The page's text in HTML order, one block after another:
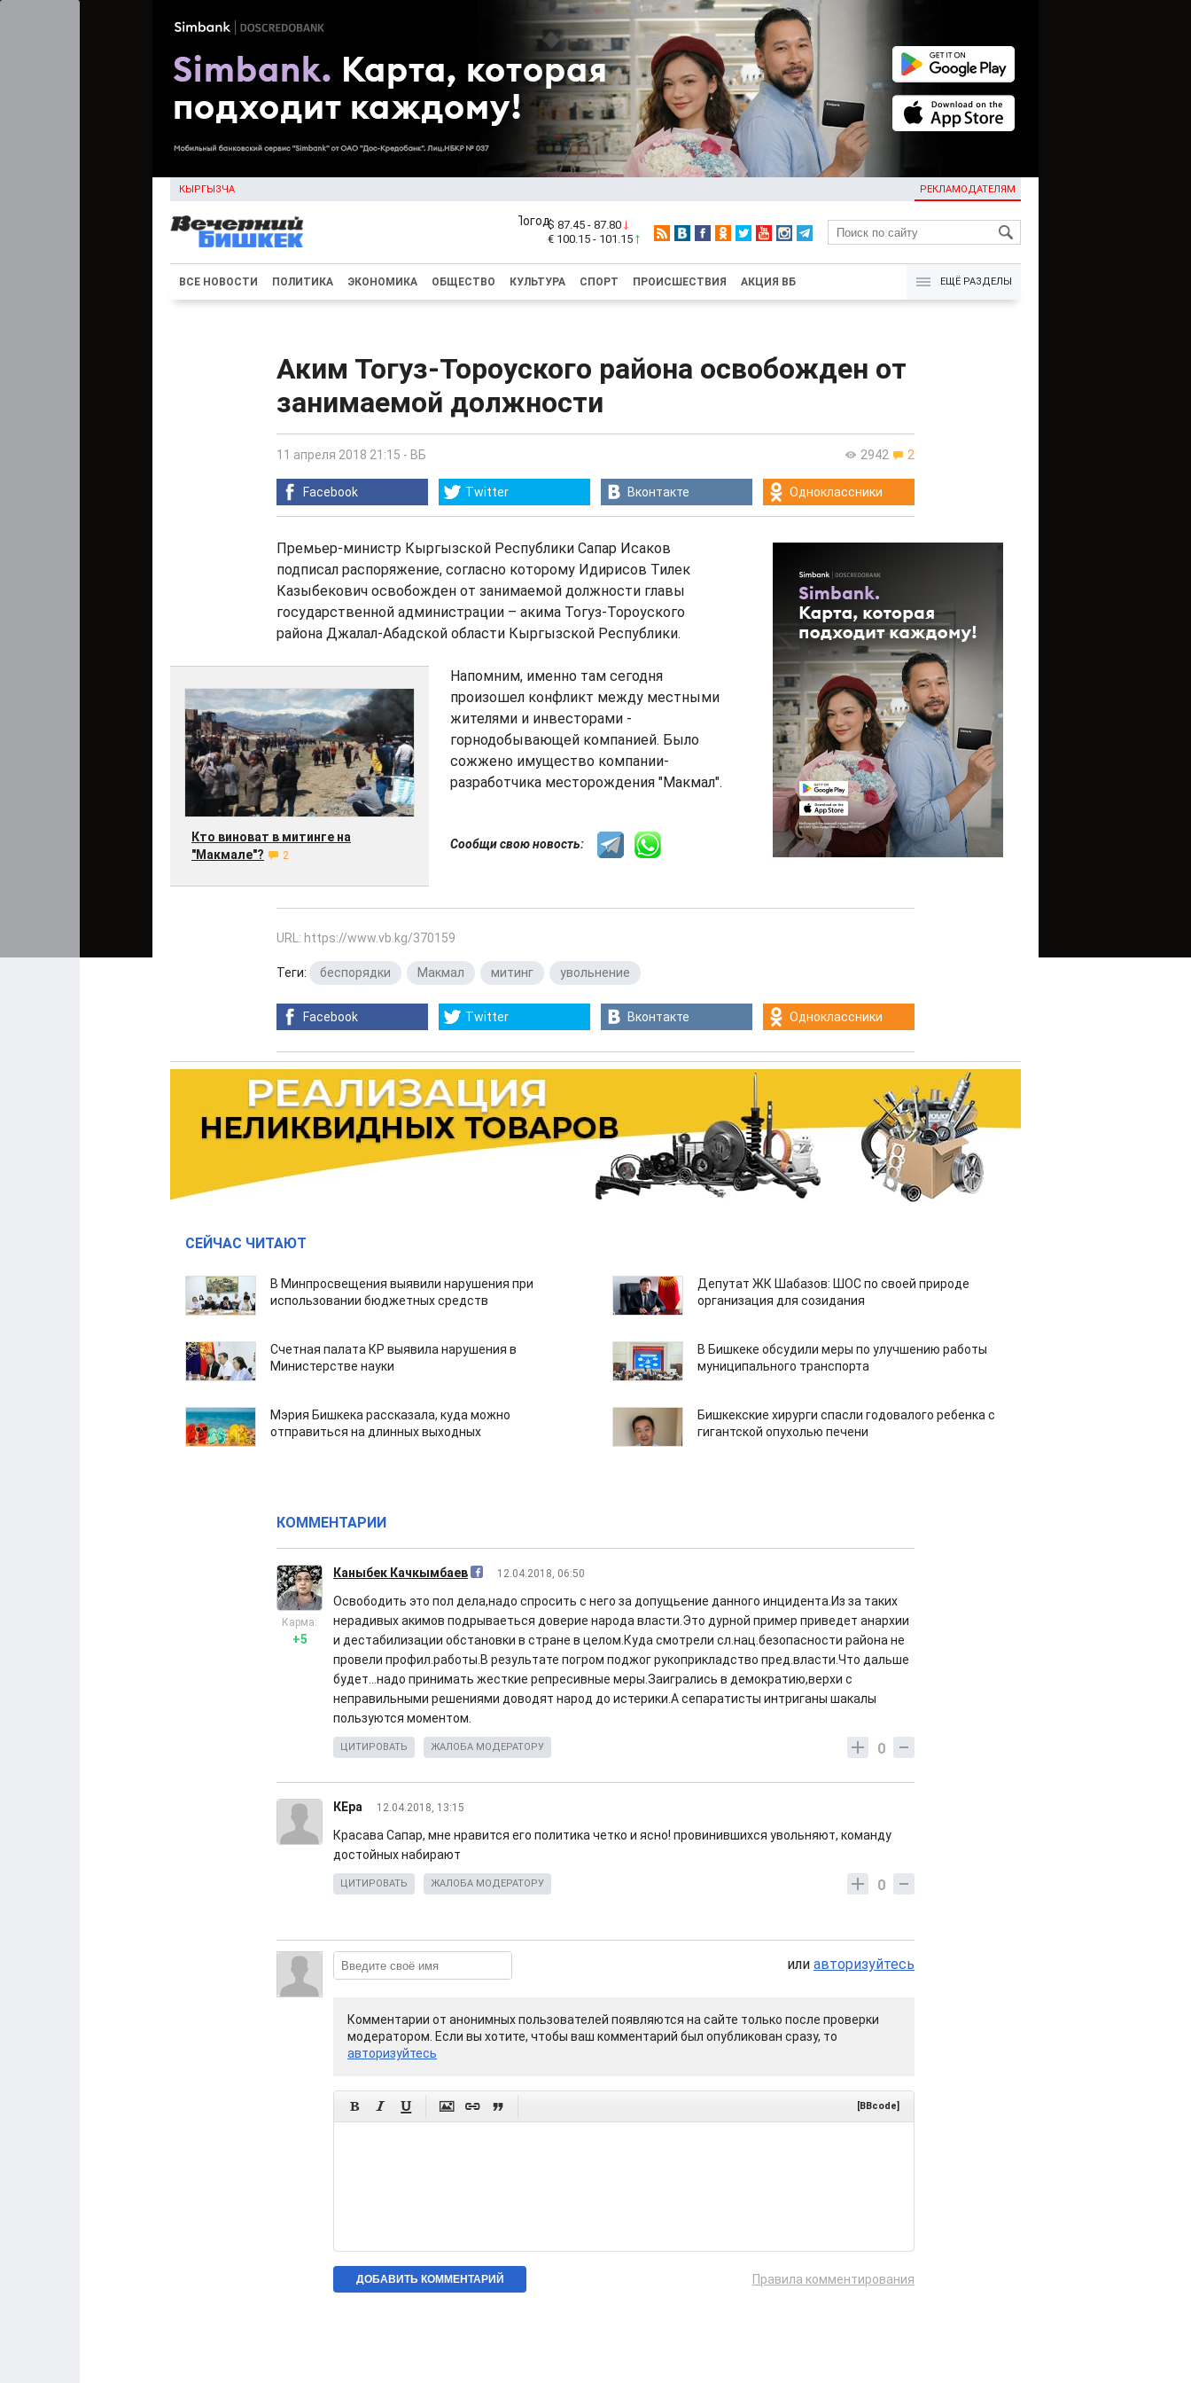
КЫРГЫЗЧА РЕКЛАМОДАТЕЛЯМ
KG
$ 87.45 - 87.80
€ 100.15 - 101.15
ВСЕ НОВОСТИ ПОЛИТИКА ЭКОНОМИКА ОБЩЕСТВО КУЛЬТУРА СПОРТ ПРОИСШЕСТВИЯ АКЦИЯ ВБ ЕЩЁ РАЗДЕЛЫ
Аким Тогуз-Тороуского района освобожден от
занимаемой должности
2942 2
11 апреля 2018 21:15 - ВБ
Facebook Twitter Вконтакте Одноклассники
Премьер-министр Кыргызской Республики Сапар Исаков
подписал распоряжение, согласно которому Идирисов Тилек
Казыбекович освобожден от занимаемой должности главы
государственной администрации – акима Тогуз-Тороуского
района Джалал-Абадской области Кыргызской Республики.
Кто виноват в митинге на
"Макмале"?
2
Напомним, именно там сегодня
произошел конфликт между местными
жителями и инвесторами -
горнодобывающей компанией. Было
сожжено имущество компании-
разработчика месторождения "Макмал".
Сообщи свою новость:
URL: https://www.vb.kg/370159
Теги: беспорядки Макмал митинг увольнение
Facebook Twitter Вконтакте Одноклассники
СЕЙЧАС ЧИТАЮТ
В Минпросвещения выявили нарушения при
использовании бюджетных средств
Депутат ЖК Шабазов: ШОС по своей природе
организация для созидания
Счетная палата КР выявила нарушения в
Министерстве науки
В Бишкеке обсудили меры по улучшению работы
муниципального транспорта
Мэрия Бишкека рассказала, куда можно
отправиться на длинных выходных
Бишкекские хирурги спасли годовалого ребенка с
гигантской опухолью печени
КОММЕНТАРИИ
Каныбек Качкымбаев 12.04.2018, 06:50
Карма:
+5
Освободить это пол дела,надо спросить с него за допущьение данного инцидента.Из за таких
нерадивых акимов подрываеться доверие народа власти.Это дурной пример приведет анархии
и дестабилизации обстановки в стране в целом.Куда смотрели сл.нац.безопасности района не
провели профил.работы.В результате погром поджог рукоприкладство пред.власти.Что дальше
будет...надо принимать жесткие репресивные меры.Заигрались в демократию,верхи с
неправильными решениями доводят народ до истерики.А сепаратисты интриганы шакалы
пользуются моментом.
0
ЦИТИРОВАТЬ ЖАЛОБА МОДЕРАТОРУ
КЕра 12.04.2018, 13:15
Красава Сапар, мне нравится его политика четко и ясно! провинившихся увольняют, команду
достойных набирают
0
ЦИТИРОВАТЬ ЖАЛОБА МОДЕРАТОРУ
или авторизуйтесь
Комментарии от анонимных пользователей появляются на сайте только после проверки
модератором. Если вы хотите, чтобы ваш комментарий был опубликован сразу, то
авторизуйтесь
      [BBcode]
Правила комментирования